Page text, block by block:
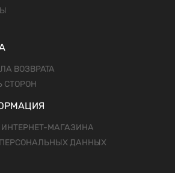
ВОЗВРАТА
СТОРОН
МАГАЗИНА
ДАННЫХ